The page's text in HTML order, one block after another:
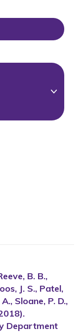
B. B.,
J. S., Patel,
Sloane, P. D.,
Department